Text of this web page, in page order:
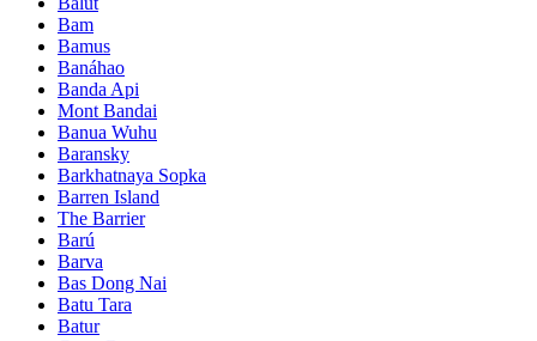
Bam
Bamus
Banáhao
Banda Api
Mont Bandai
Banua Wuhu
Baransky
Barkhatnaya Sopka
Barren Island
The Barrier
Barú
Barva
Bas Dong Nai
Batu Tara
Batur